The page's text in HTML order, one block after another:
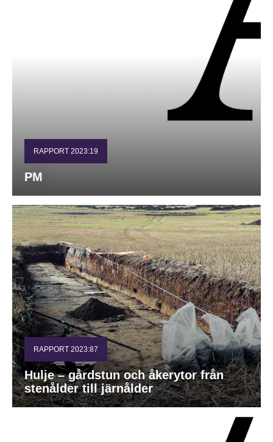
RAPPORT 2023:19
PM
RAPPORT 2023:87
Hulje – gårdstun och åkerytor från
stenålder till järnålder